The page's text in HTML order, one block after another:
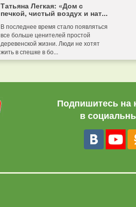
Татьяна Легкая: «Дом с
печкой, чистый воздух и нат...
В последнее время стало появляться
все больше ценителей простой
деревенской жизни. Люди не хотят
жить в спешке в бо...
Подпишитесь на
в